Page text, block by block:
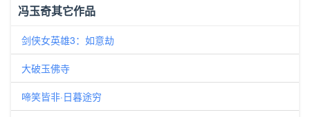
冯玉奇其它作品
剑侠女英雄3：如意劫
大破玉佛寺
啼笑皆非·日暮途穷